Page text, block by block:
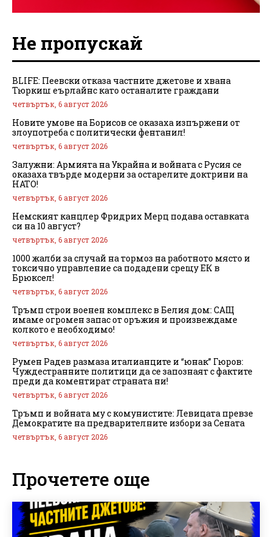
Не пропускай
BLIFE: Пеевски отказа частните джетове и хвана
Тюркиш еърлайнс като останалите граждани
четвъртък, 6 август 2026
Новите умове на Борисов се оказаха изпържени от
злоупотреба с политически фентанил!
четвъртък, 6 август 2026
Залужни: Армията на Украйна и войната с Русия се
оказаха твърде модерни за остарелите доктрини на
НАТО!
четвъртък, 6 август 2026
Немският канцлер Фридрих Мерц подава оставката
си на 10 август?
четвъртък, 6 август 2026
1000 жалби за случай на тормоз на работното място и
токсично управление са подадени срещу ЕК в
Брюксел!
четвъртък, 6 август 2026
Тръмп строи военен комплекс в Белия дом: САЩ
имаме огромен запас от оръжия и произвеждаме
колкото е необходимо!
четвъртък, 6 август 2026
Румен Радев размаза италианците и “юнак” Гюров:
Чуждестранните политици да се запознаят с фактите
преди да коментират страната ни!
четвъртък, 6 август 2026
Тръмп и войната му с комунистите: Левицата превзе
Демократите на предварителните избори за Сената
четвъртък, 6 август 2026
Прочетете още